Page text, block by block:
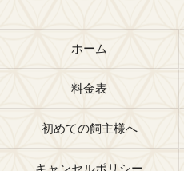
ホーム
料金表
初めての飼主様へ